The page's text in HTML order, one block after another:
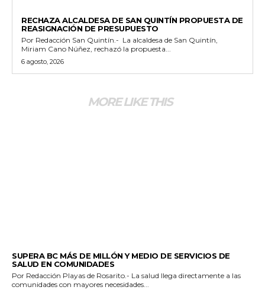
RECHAZA ALCALDESA DE SAN QUINTÍN PROPUESTA DE
REASIGNACIÓN DE PRESUPUESTO
Por Redacción San Quintín.- La alcaldesa de San Quintín,
Miriam Cano Núñez, rechazó la propuesta...
6 agosto, 2026
MORE LIKE THIS
SUPERA BC MÁS DE MILLÓN Y MEDIO DE SERVICIOS DE
SALUD EN COMUNIDADES
Por Redacción Playas de Rosarito.- La salud llega directamente a las
comunidades con mayores necesidades...